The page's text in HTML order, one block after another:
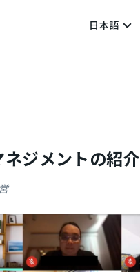
日本語
ジメントの紹介